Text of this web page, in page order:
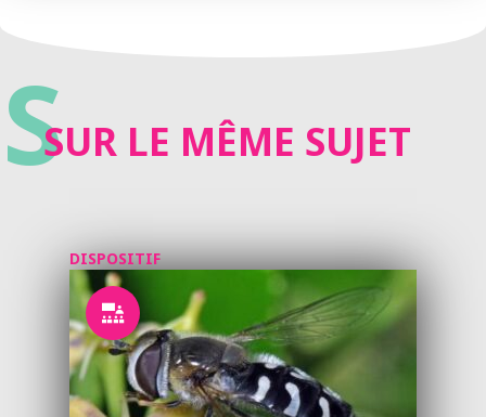
SSUR LE MÊME SUJET
DISPOSITIF